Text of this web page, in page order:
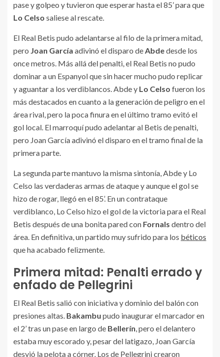
pase y golpeo y tuvieron que esperar hasta el 85’ para que
Lo Celso saliese al rescate.
El Real Betis pudo adelantarse al filo de la primera mitad,
pero Joan García adivinó el disparo deAbdedesde los
once metros. Más allá del penalti, el Real Betis no pudo
dominar a un Espanyol que sin hacer mucho pudo replicar
y aguantar a los verdiblancos. Abde y Lo Celso fueron los
más destacados en cuanto a la generación de peligro en el
área rival, pero la poca finura en el último tramo evitó el
gol local. El marroquí pudo adelantar al Betis de penalti,
pero Joan García adivinó el disparo en el tramo final de la
primera parte.
La segunda parte mantuvo la misma sintonía, Abde y Lo
Celso las verdaderas armas de ataque y aunque el gol se
hizo de rogar, llegó en el 85’. En un contrataque
verdiblanco, Lo Celso hizo el gol de la victoria para el Real
Betis después de una bonita pared con Fornals dentro del
área. En definitiva, un partido muy sufrido para los béticos
que ha acabado felizmente.
Primera mitad: Penalti errado y
enfado de Pellegrini
El Real Betis salió con iniciativa y dominio del balón con
presiones altas. Bakambu pudo inaugurar el marcador en
el 2’ tras un pase en largo de Bellerín, pero el delantero
estaba muy escorado y, pesar del latigazo, Joan García
desvió la pelota a córner. Los de Pellegrini crearon